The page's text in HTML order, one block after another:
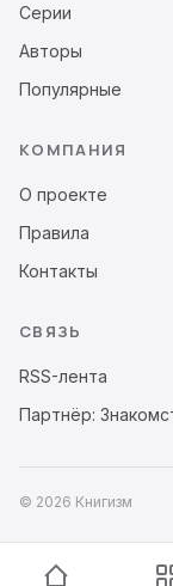
Серии
Авторы
Популярные
КОМПАНИЯ
О проекте
Правила
Контакты
СВЯЗЬ
RSS-лента
Партнёр:
© 2026 Книгизм